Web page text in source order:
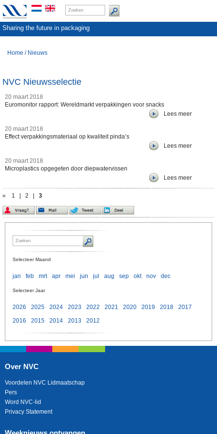
Sharing the future in packaging
Home / Nieuws
NVC Nieuwsselectie
20 maart 2018
Euromonitor rapport: Wereldmarkt verpakkingen voor snacks
Lees meer
20 maart 2018
Effect verpakkingsmateriaal op kwaliteit pinda’s
Lees meer
20 maart 2018
Microplastics opgegeten door diepwatervissen
Lees meer
« 1 2 3
Selecteer Maand
jan feb mrt apr mei jun jul aug sep okt nov dec
Selecteer Jaar
2026 2025 2024 2023 2022 2021 2020 2019 2018
2017
2016
2015 2014 2013 2012
Over NVC
Voordelen NVC Lidmaatschap
Pers
Word NVC-lid
Privacy Statement